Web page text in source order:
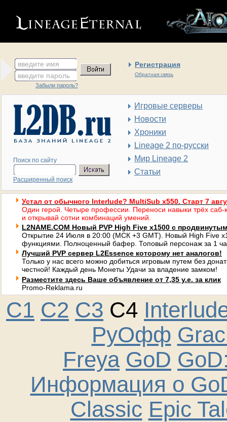
введите имя Регистрация
Обратная связь
введите пароль
Забыли пароль?
Поиск по сайту
Расширенный поиск
Игровые серверы
Новости
Хроники
Lineage 2 по-русски
Мир Lineage 2
Статьи
Устал от обычного Interlude? MultiSub x550. Старт 7
Один герой. Четыре профессии. Переноси навыки трёх саб-
и открывай сотни комбинаций умений.
L2NAME.COM Новый PVP High Five x1500 с
Открытие 24 Июля в 20:00 (МСК +3 GMT). Новый High Five
функциями. Полноценный бафер. Топовый персонаж за 1
Лучший PVP сервер L2Essence которому нет аналогов!
Только у нас всего можно добиться игровым путем без
честной! Каждый день Монеты Удачи за владение замком!
Разместите здесь Ваше объявление от 7,35 у.е. за клик
Promo-Reklama.ru
C1 C2 C3 C4
РуОфф
Freya GoD
Информация о
Classic Epic